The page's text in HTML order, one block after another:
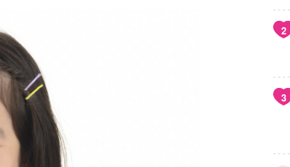
2
3